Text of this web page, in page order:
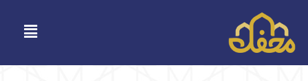
محتوا